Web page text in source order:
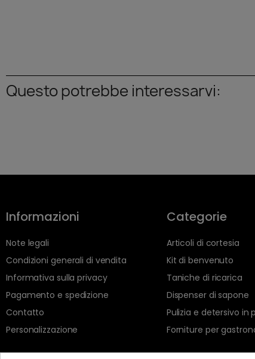
Questo potrebbe interessarvi:
Informazioni
Note legali
Condizioni generali di vendita
Informativa sulla privacy
Pagamento e spedizione
Contatto
Personalizzazione
Categorie
Articoli di cortesia
Kit di benvenuto
Taniche di ricarica
Dispenser di sapone
Pulizia e detersivo in
Forniture per